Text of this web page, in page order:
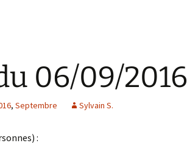
06/09/2016
, Septembre Sylvain S.
: